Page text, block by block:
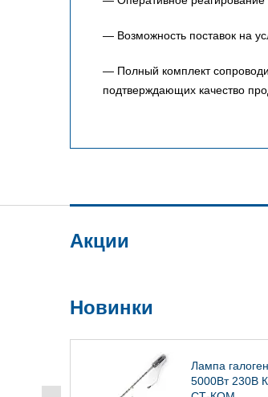
— Возможность поставок на
— Полный комплект
подтверждающих качество
Акции
Новинки
Лампа
5000Вт 230В